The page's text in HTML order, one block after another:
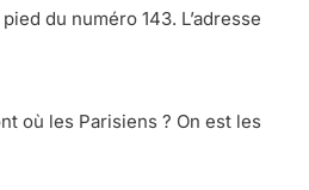
du numéro 143. L’adresse
où les Parisiens ? On est les